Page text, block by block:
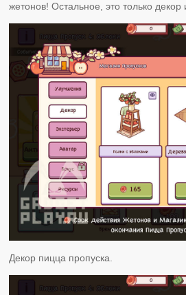
жетонов! Остальное, это только декор
Декор пицца пропуска.